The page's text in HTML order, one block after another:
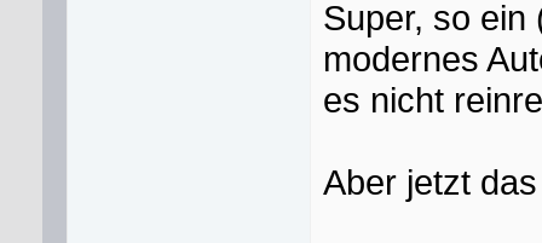
Super, so ein
modernes
es nicht
Aber jetzt